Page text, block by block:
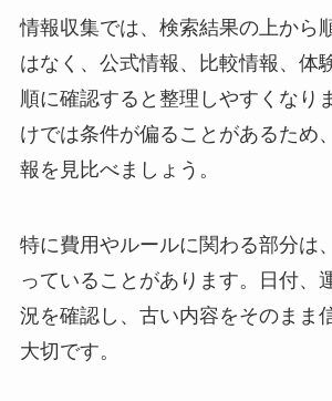
情報収集では、検索結果の上から
はなく、公式情報、比較情報、体
順に確認すると整理しやすくなり
けでは条件が偏ることがあるため
報を見比べましょう。
特に費用やルールに関わる部分は
っていることがあります。日付、
況を確認し、古い内容をそのまま
大切です。